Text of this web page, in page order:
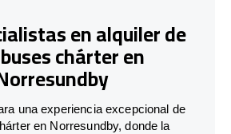
en alquiler de
chárter en
una experiencia excepcional de
en Norresundby, donde la